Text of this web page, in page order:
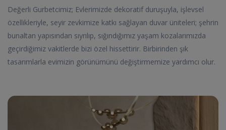
Değerli Gurbetcimiz; Evlerimizde dekoratif duruşuyla, işlevsel
özellikleriyle, seyir zevkimize katkı sağlayan duvar üniteleri; şehrin
bunaltan yapısından sıyrılıp, sığındığımız yaşam kozalarımızda
geçirdiğimiz vakitlerde bizi özel hissettirir. Birbirinden şık
tasarımlarla evimizin görünümünü değiştirmemize yardımcı olur.